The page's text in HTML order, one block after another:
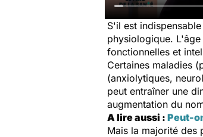
S'il est
physiologique.
fonctionnelles et
Certaines maladies
(anxiolytiques,
peut entraîner une
augmentation du
A lire aussi : Peut-
Mais la majorité des